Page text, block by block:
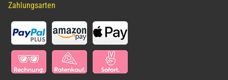
Zahlungsarten